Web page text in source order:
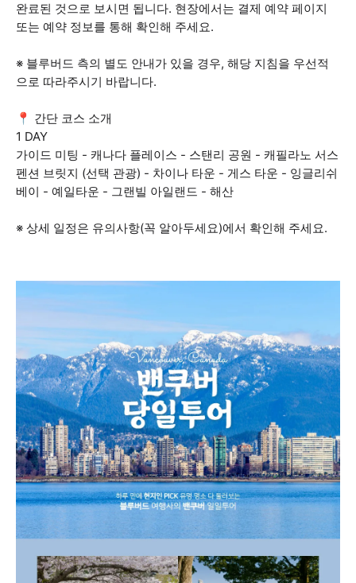
완료된 것으로 보시면 됩니다. 현장에서는 결제 예약 페이지
또는 예약 정보를 통해 확인해 주세요.
※ 블루버드 측의 별도 안내가 있을 경우, 해당 지침을 우선적
으로 따라주시기 바랍니다.
📍 간단 코스 소개
1 DAY
가이드 미팅 - 캐나다 플레이스 - 스탠리 공원 - 캐필라노 서스
펜션 브릿지 (선택 관광) - 차이나 타운 - 게스 타운 - 잉글리쉬
베이 - 예일타운 - 그랜빌 아일랜드 - 해산
※ 상세 일정은 유의사항(꼭 알아두세요)에서 확인해 주세요.